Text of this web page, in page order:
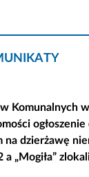
Komunalnych
na dzierżawę
a „Mogiła”